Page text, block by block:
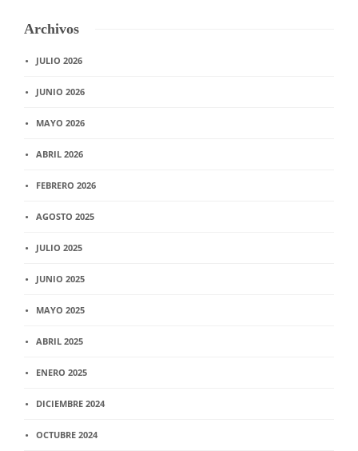
Archivos
JULIO 2026
JUNIO 2026
MAYO 2026
ABRIL 2026
FEBRERO 2026
AGOSTO 2025
JULIO 2025
JUNIO 2025
MAYO 2025
ABRIL 2025
ENERO 2025
DICIEMBRE 2024
OCTUBRE 2024